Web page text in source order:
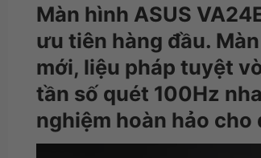
Màn hình ASUS
ưu tiên hàng đầu. Màn
mới, liệu pháp tuyệt
tần số quét 100Hz
nghiệm hoàn hảo cho